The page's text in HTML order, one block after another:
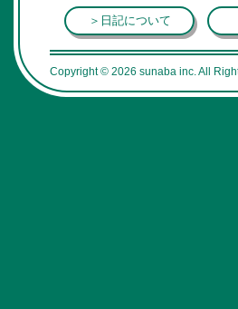
＞日記について
Copyright © 2026 sunaba inc. All